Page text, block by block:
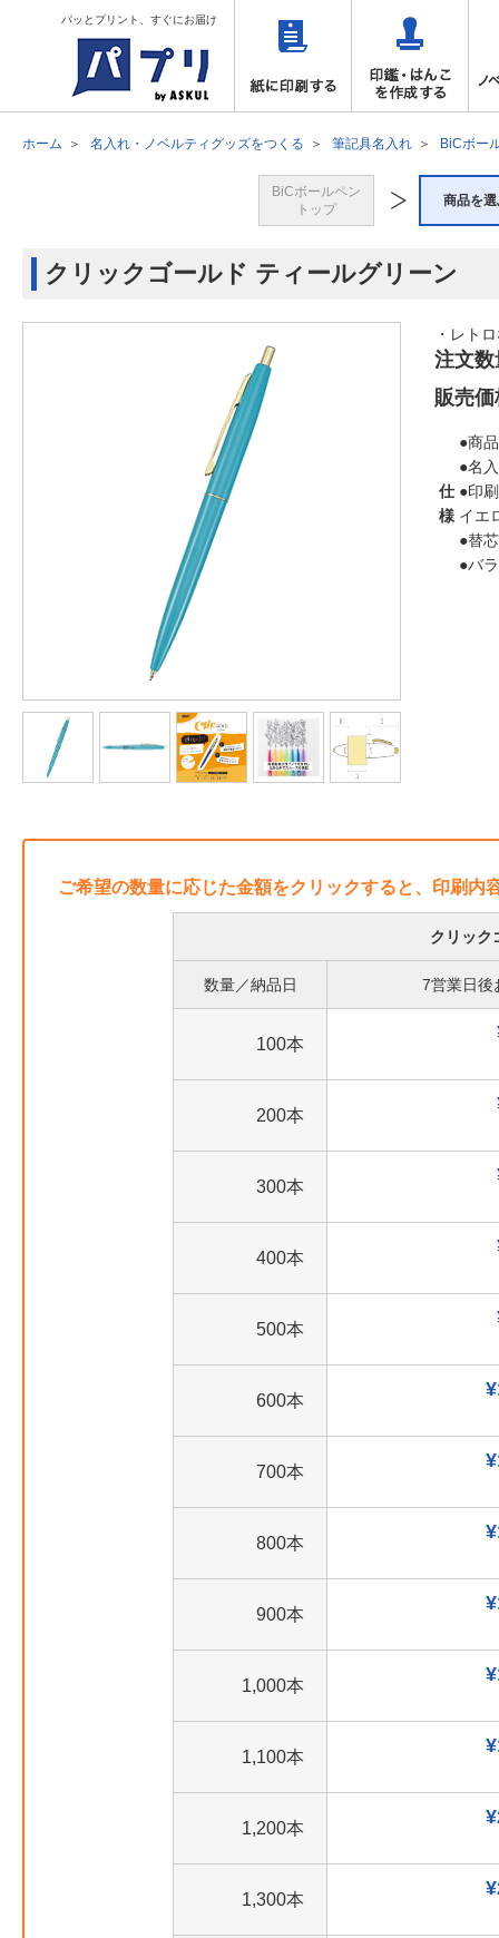
パッとプリント、すぐにお届け
ホーム 名入れ・ノベルティグッズをつくる 筆記具名入れ BiCボー
BiCボールペン
トップ
商品を
クリックゴールド ティールグリーン
・レト
注文数
販売価
仕
様
●商
●名
●印
イエ
●替
●バ
ご希望の数量に応じた金額をクリックすると、印刷内
クリック
数量／納品日 7営業日後
100本
200本
300本
400本
500本
600本
700本
800本
900本
1,000本
1,100本
1,200本
1,300本